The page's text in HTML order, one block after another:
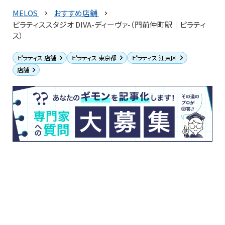
MELOS
おすすめ店舗
ピラティススタジオ DIVA-ディーヴァ-（門前仲町駅｜ピラティ
ス）
ピラティス 店舗 ピラティス 東京都
ピラティス 江東区
店舗